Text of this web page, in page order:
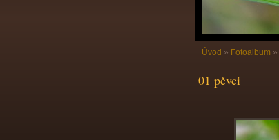
Úvod » Fotoalbum »
01 pěvci